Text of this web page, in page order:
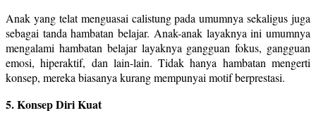
Anak yang telat menguasai calistung pada umumnya sekaligus juga
sebagai tanda hambatan belajar. Anak-anak layaknya ini umumnya
mengalami hambatan belajar layaknya gangguan fokus, gangguan
emosi, hiperaktif, dan lain-lain. Tidak hanya hambatan mengerti
konsep, mereka biasanya kurang mempunyai motif berprestasi.
5. Konsep Diri Kuat